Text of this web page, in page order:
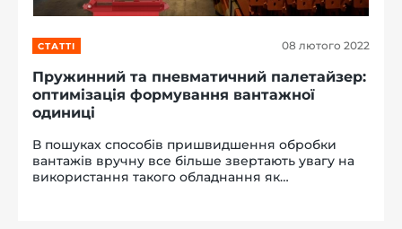
СТАТТІ 08 лютого 2022
Пружинний та пневматичний палетайзер:
оптимізація формування вантажної
одиниці
В пошуках способів пришвидшення обробки
вантажів вручну все більше звертають увагу на
використання такого обладнання як